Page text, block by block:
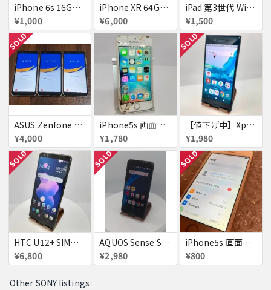
iPhone 6s 16GB アクティベーションロック
¥1,000
iPhone XR 64GB au 美品アクティベーションロック
¥6,000
iPad 第3世代 WiFiモデル 16GB A1416
¥1,500
SOLD
ASUS Zenfone Live (L1) ロック品×3台
¥4,000
iPhone5s 画面割れ
¥1,780
SOLD
【値下げ中】XperiaXZ
¥1,980
SOLD
HTC U12+ SIMフリー 354395090094851
¥6,800
SOLD
AQUOS Sense SH-01K 若干訳アリ
¥2,980
SOLD
iPhone5s 画面焼付
¥800
Other SONY listings